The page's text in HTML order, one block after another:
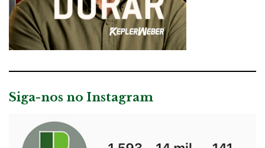
Siga-nos no Instagram